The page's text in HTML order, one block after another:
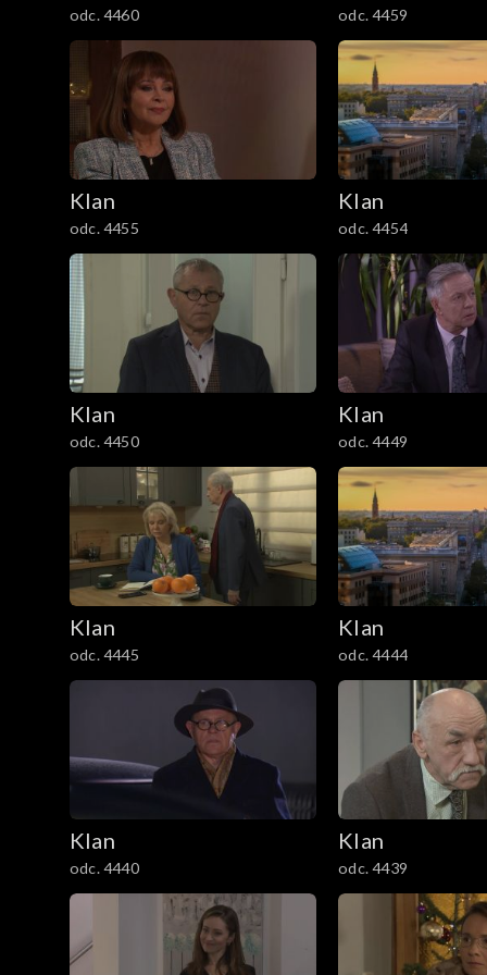
1101–1200
1001–1100
901–1000
801–900
701–800
601–700
501–600
401–500
301–400
201–300
101–200
1–100
odc. 4460 odc. 4459
Klan
odc. 4455
Klan
odc. 4454
Klan
odc. 4450
Klan
odc. 4449
Klan
odc. 4445
Klan
odc. 4444
Klan
odc. 4440
Klan
odc. 4439